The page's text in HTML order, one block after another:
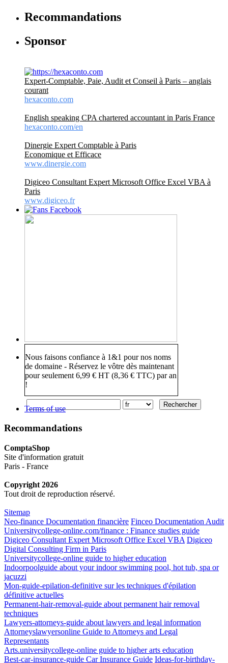
Recommandations
Sponsor
Expert-Comptable, Paie, Audit et Conseil à Paris – anglais
courant
hexaconto.com
English speaking CPA chartered accountant in Paris France
hexaconto.com/en
Dinergie Expert Comptable à Paris
Economique et Efficace
www.dinergie.com
Digiceo Consultant Expert Microsoft Office Excel VBA à
Paris
www.digiceo.fr
Nous faisons confiance à 1&1 pour nos noms
de domaine - Réservez le vôtre dès maintenant
pour seulement 6,99 € HT (8,36 € TTC) par an
!
Terms of use
Recommandations
ComptaShop
Site d'information gratuit
Paris - France
Copyright 2026
Tout droit de reproduction réservé.
Sitemap
Neo-finance Documentation financière Finceo Documentation Audit
Universitycollege-online.com/finance : Finance studies guide
Digiceo Consultant Expert Microsoft Office Excel VBA Digiceo
Digital Consulting Firm in Paris
Universitycollege-online guide to higher education
Indoorpoolguide about your indoor swimming pool, hot tub, spa or
jacuzzi
Mon-guide-epilation-definitive sur les techniques d'épilation
définitive actuelles
Permanent-hair-removal-guide about permanent hair removal
techniques
Lawyers-attorneys-guide about lawyers and legal information
Attorneyslawyersonline Guide to Attorneys and Legal
Representants
Arts.universitycollege-online guide to higher arts education
Best-car-insurance-guide Car Insurance Guide Ideas-for-birthday-